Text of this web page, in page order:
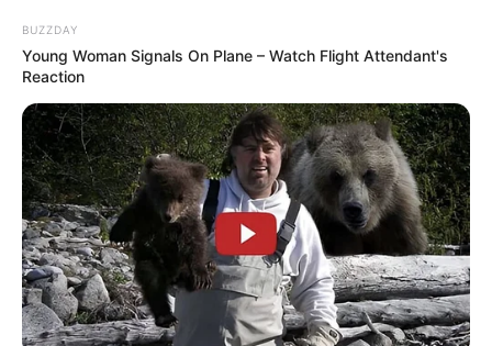
E em 2º lugar, esbarrando na liderança do nosso
top 10, adivinhe qual material está com tudo?
Mais uma vez são as garrafas pet! E agora, com
uma utilização bastante diferente e inteligente,
que permite a criação de uma bela hortinha
BUZZDAY
Young Woman Signals On Plane – Watch Flight Attendant's
Reaction